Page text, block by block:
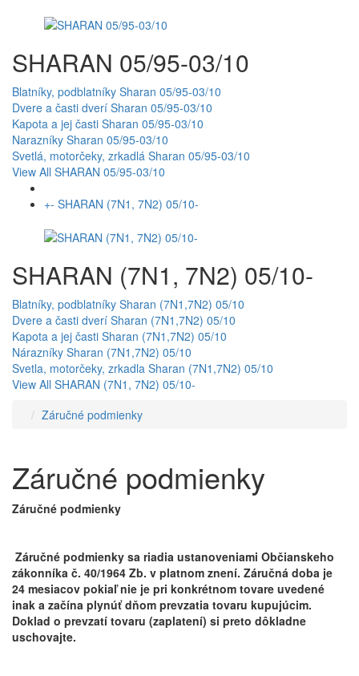
SHARAN 05/95-03/10
Blatníky, podblatníky Sharan 05/95-03/10
Dvere a časti dverí Sharan 05/95-03/10
Kapota a jej časti Sharan 05/95-03/10
Narazníky Sharan 05/95-03/10
Svetlá, motorčeky, zrkadlá Sharan 05/95-03/10
View All SHARAN 05/95-03/10
+- SHARAN (7N1, 7N2) 05/10-
SHARAN (7N1, 7N2) 05/10-
Blatníky, podblatníky Sharan (7N1,7N2) 05/10
Dvere a časti dverí Sharan (7N1,7N2) 05/10
Kapota a jej časti Sharan (7N1,7N2) 05/10
Nárazníky Sharan (7N1,7N2) 05/10
Svetla, motorčeky, zrkadla Sharan (7N1,7N2) 05/10
View All SHARAN (7N1, 7N2) 05/10-
Záručné podmienky
Záručné podmienky
Záručné podmienky
Záručné podmienky sa riadia ustanoveniami Občianskeho
zákonníka č. 40/1964 Zb. v platnom znení. Záručná doba je
24 mesiacov pokiaľ nie je pri konkrétnom tovare uvedené
inak a začína plynúť dňom prevzatia tovaru kupujúcim.
Doklad o prevzatí tovaru (zaplatení) si preto dôkladne
uschovajte.